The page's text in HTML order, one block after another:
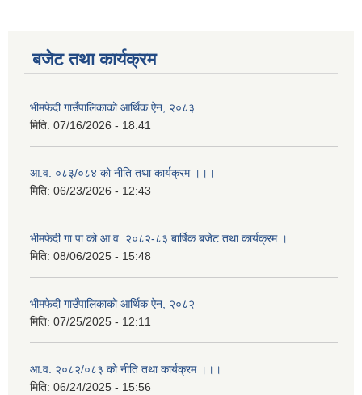
बजेट तथा कार्यक्रम
भीमफेदी गाउँपालिकाको आर्थिक ऐन, २०८३
मिति: 07/16/2026 - 18:41
आ.व. ०८३/०८४ को नीति तथा कार्यक्रम ।।।
मिति: 06/23/2026 - 12:43
भीमफेदी गा.पा को आ.व. २०८२-८३ बार्षिक बजेट तथा कार्यक्रम ।
मिति: 08/06/2025 - 15:48
भीमफेदी गाउँपालिकाको आर्थिक ऐन, २०८२
मिति: 07/25/2025 - 12:11
आ.व. २०८२/०८३ को नीति तथा कार्यक्रम ।।।
मिति: 06/24/2025 - 15:56